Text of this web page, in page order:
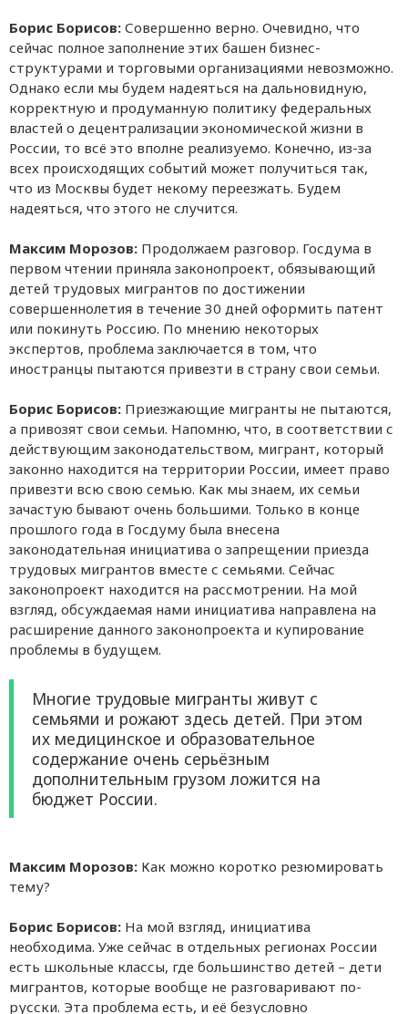
Борис Борисов: Совершенно верно. Очевидно, что
сейчас полное заполнение этих башен бизнес-
структурами и торговыми организациями невозможно.
Однако если мы будем надеяться на дальновидную,
корректную и продуманную политику федеральных
властей о децентрализации экономической жизни в
России, то всё это вполне реализуемо. Конечно, из-за
всех происходящих событий может получиться так,
что из Москвы будет некому переезжать. Будем
надеяться, что этого не случится.
Максим Морозов: Продолжаем разговор. Госдума в
первом чтении приняла законопроект, обязывающий
детей трудовых мигрантов по достижении
совершеннолетия в течение 30 дней оформить патент
или покинуть Россию. По мнению некоторых
экспертов, проблема заключается в том, что
иностранцы пытаются привезти в страну свои семьи.
Борис Борисов: Приезжающие мигранты не пытаются,
а привозят свои семьи. Напомню, что, в соответствии с
действующим законодательством, мигрант, который
законно находится на территории России, имеет право
привезти всю свою семью. Как мы знаем, их семьи
зачастую бывают очень большими. Только в конце
прошлого года в Госдуму была внесена
законодательная инициатива о запрещении приезда
трудовых мигрантов вместе с семьями. Сейчас
законопроект находится на рассмотрении. На мой
взгляд, обсуждаемая нами инициатива направлена на
расширение данного законопроекта и купирование
проблемы в будущем.
Многие трудовые мигранты живут с
семьями и рожают здесь детей. При этом
их медицинское и образовательное
содержание очень серьёзным
дополнительным грузом ложится на
бюджет России.
Максим Морозов: Как можно коротко резюмировать
тему?
Борис Борисов: На мой взгляд, инициатива
необходима. Уже сейчас в отдельных регионах России
есть школьные классы, где большинство детей – дети
мигрантов, которые вообще не разговаривают по-
русски. Эта проблема есть, и её безусловно